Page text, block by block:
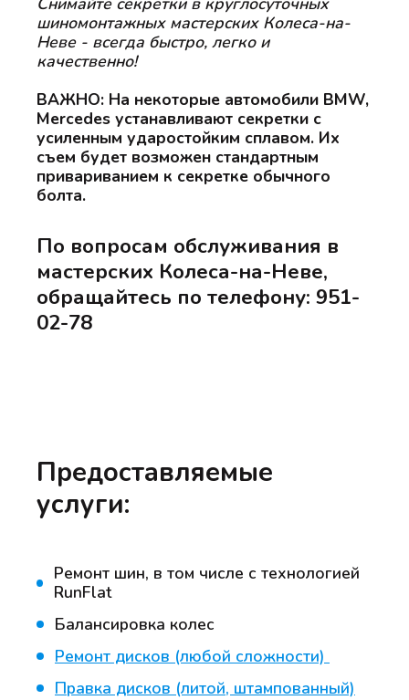
шиномонтажных мастерских Колеса-на-
Неве - всегда быстро, легко и
качественно!
ВАЖНО: На некоторые автомобили BMW,
Mercedes устанавливают секретки с
усиленным ударостойким сплавом. Их
съем будет возможен стандартным
привариванием к секретке обычного
болта.
По вопросам обслуживания в
мастерских Колеса-на-Неве,
обращайтесь по телефону: 951-
02-78
Предоставляемые
услуги:
Ремонт шин, в том числе с технологией
RunFlat
Балансировка колес
Ремонт дисков (любой сложности)
Правка дисков (литой, штампованный)